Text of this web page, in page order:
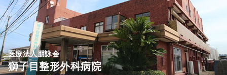
医療法人朋詠会
獅子目整形外科病院